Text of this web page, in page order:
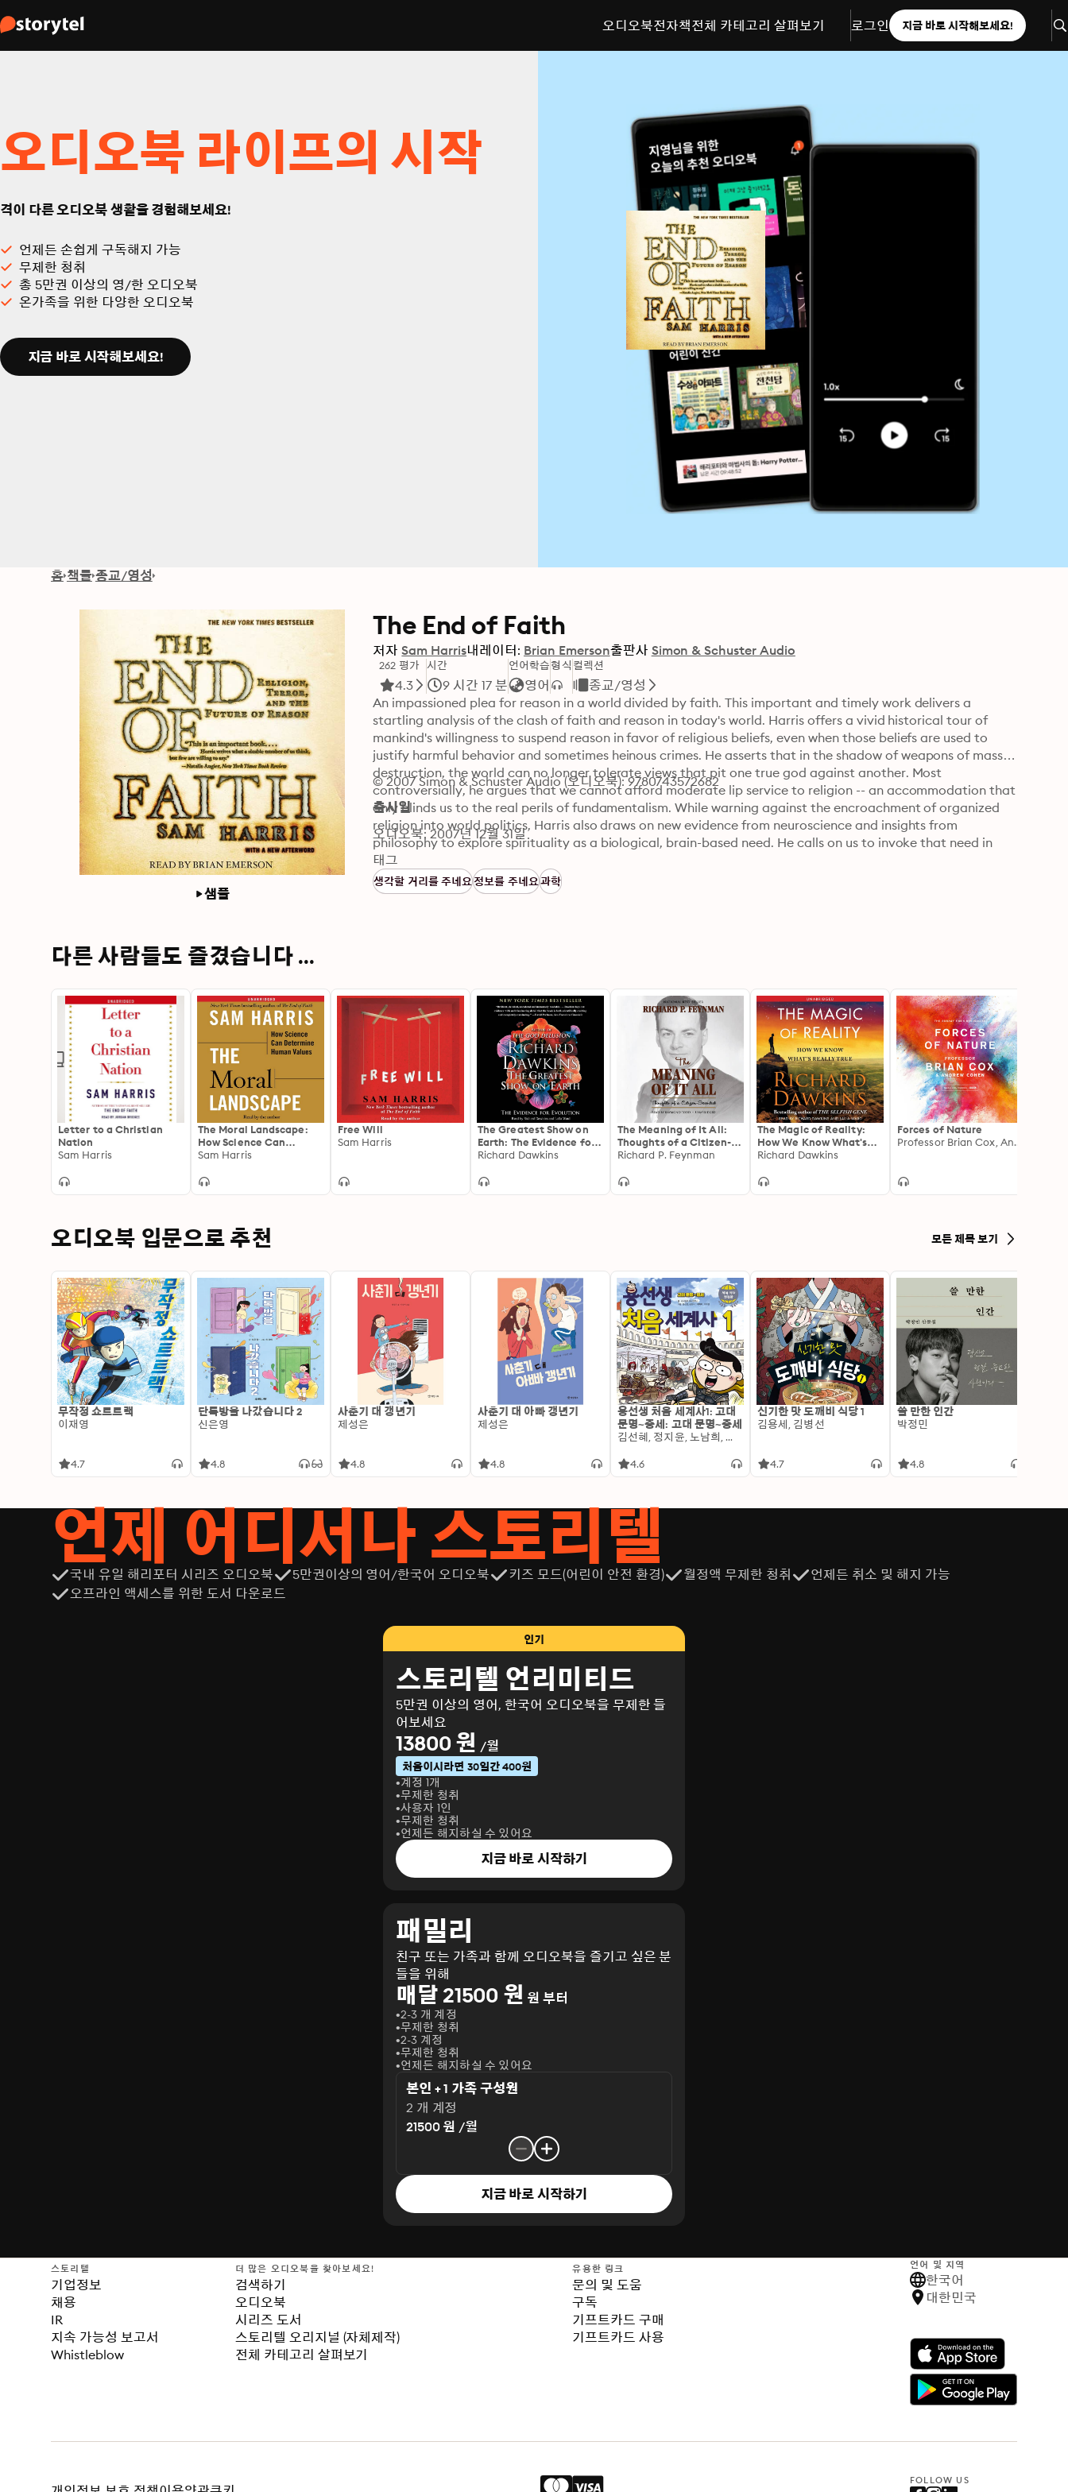
오디오북전자책전체 카테고리 살펴보기 로그인 지금 바로 시작해보세요!
오디오북 라이프의 시작
격이 다른 오디오북 생활을 경험해보세요!
언제든 손쉽게 구독해지 가능
무제한 청취
총 5만권 이상의 영/한 오디오북
온가족을 위한 다양한 오디오북
지금 바로 시작해보세요!
홈 책들 종교/영성
샘플
The End of Faith
저자 Sam Harris내레이터: Brian Emerson출판사 Simon & Schuster Audio
262 평가
4.3
시간
9 시간 17 분
언어학습
영어
형식 컬렉션
종교/영성
An impassioned plea for reason in a world divided by faith. This important and timely work delivers a
startling analysis of the clash of faith and reason in today's world. Harris offers a vivid historical tour of
mankind's willingness to suspend reason in favor of religious beliefs, even when those beliefs are used to
justify harmful behavior and sometimes heinous crimes. He asserts that in the shadow of weapons of mass
destruction, the world can no longer tolerate views that pit one true god against another. Most
controversially, he argues that we cannot afford moderate lip service to religion -- an accommodation that
only blinds us to the real perils of fundamentalism. While warning against the encroachment of organized
religion into world politics, Harris also draws on new evidence from neuroscience and insights from
philosophy to explore spirituality as a biological, brain-based need. He calls on us to invoke that need in
taking a secular humanistic approach to solving the problems of this world.
© 2007 Simon & Schuster Audio (오디오북): 9780743572682
출시일
오디오북: 2007년 12월 31일
태그
생각할 거리를 주네요정보를 주네요과학
다른 사람들도 즐겼습니다 ...
Letter to a Christian
Nation
Sam Harris
The Moral Landscape:
How Science Can
Determine Human
Sam Harris
Free Will
Sam Harris
The Greatest Show on
Earth: The Evidence for
Evolution
Richard Dawkins
The Meaning of It All:
Thoughts of a Citizen-
Scientist
Richard P. Feynman
The Magic of Reality:
How We Know What's
Really True
Richard Dawkins
Forces of Nature
Professor Brian Cox, Andrew Cohen
오디오북 입문으로 추천 모든 제목 보기
무작정 쇼트트랙
이재영
4.7
단톡방을 나갔습니다 2
신은영
4.8
사춘기 대 갱년기
제성은
4.8
사춘기 대 아빠 갱년기
제성은
4.8
용선생 처음 세계사1: 고대
문명~중세: 고대 문명~중세
김선혜, 정지윤, 노남희, 뭉선생, 윤효식, 이우일, 김선빈, 사회평론 역사연구소
4.6
신기한 맛 도깨비 식당 1
김용세, 김병선
4.7
쓸 만한 인간
박정민
4.8
언제 어디서나 스토리텔
국내 유일 해리포터 시리즈 오디오북 5만권이상의 영어/한국어 오디오북 키즈 모드(어린이 안전 환경) 월정액 무제한 청취
언제든 취소 및 해지 가능
오프라인 액세스를 위한 도서 다운로드
인기
스토리텔 언리미티드
5만권 이상의 영어, 한국어 오디오북을 무제한 들
어보세요
13800 원 /월
처음이시라면 30일간 400원
계정 1개
무제한 청취
사용자 1인
무제한 청취
언제든 해지하실 수 있어요
지금 바로 시작하기
패밀리
친구 또는 가족과 함께 오디오북을 즐기고 싶은 분
들을 위해
매달 21500 원 원 부터
2-3 개 계정
무제한 청취
2-3 계정
무제한 청취
언제든 해지하실 수 있어요
본인 + 1 가족 구성원
2 개 계정
21500 원 /월
지금 바로 시작하기
스토리텔
기업정보
채용
IR
지속 가능성 보고서
Whistleblow
더 많은 오디오북을 찾아보세요!
검색하기
오디오북
시리즈 도서
스토리텔 오리지널 (자체제작)
전체 카테고리 살펴보기
유용한 링크
문의 및 도움
구독
기프트카드 구매
기프트카드 사용
언어 및 지역
한국어
대한민국
FOLLOW US